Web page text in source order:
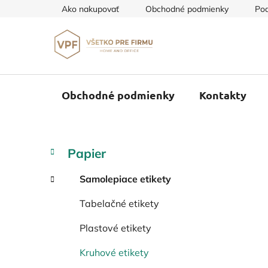
Ako nakupovať Obchodné podmienky
Obchodné podmienky Kontakty
B
č
kategórie
K
a
e
Papier
Samolepiace etikety
Tabelačné etikety
Plastové etikety
Kruhové etikety